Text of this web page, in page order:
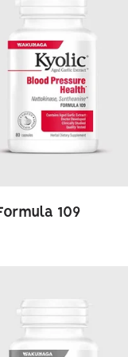
109